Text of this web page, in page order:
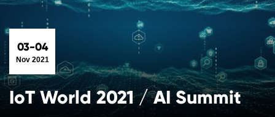
03-04
Nov 2021
IoT World 2021 / AI Summit